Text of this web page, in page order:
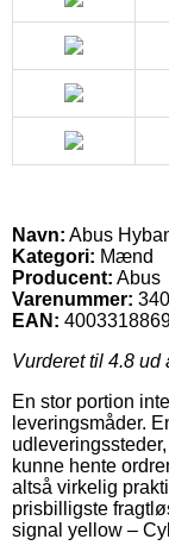
Navn: Abus
Kategori: Mænd
Producent: Abus
Varenummer:
EAN:
Vurderet til 4.8 ud
En stor portion
leveringsmåder.
kunne hente
altså virkelig
prisbilligste
signal yellow –